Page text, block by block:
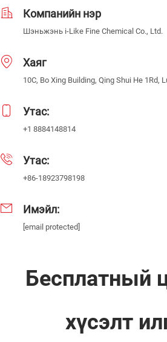
Компанийн нэр
Шэньжэнь i-Like Fine Chemical Co., Ltd.
Хаяг
10C, Bo Xing Building, Qing Shui He 1Rd,
Утас:
+1 8884148814
Утас:
+86-18923798198
Имэйл:
[email protected]
Бесплатный
хүсэлт